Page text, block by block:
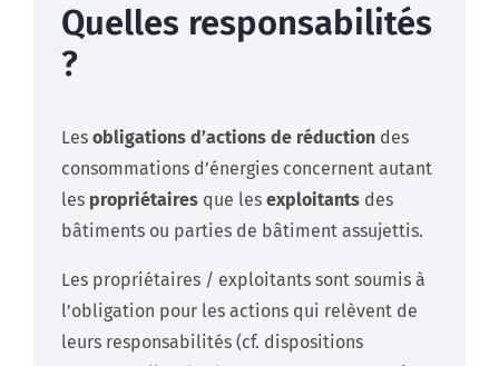
Quelles responsabilités
?
Les obligations d’actions de réduction des
consommations d’énergies concernent autant
les propriétaires que les exploitants des
bâtiments ou parties de bâtiment assujettis.
Les propriétaires / exploitants sont soumis à
l’obligation pour les actions qui relèvent de
leurs responsabilités (cf. dispositions